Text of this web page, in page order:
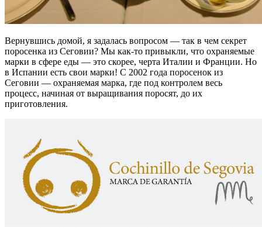
Вернувшись домой, я задалась вопросом — так в чем секрет
поросенка из Сеговии? Мы как-то привыкли, что охраняемые
марки в сфере еды — это скорее, черта Италии и Франции. Но
в Испании есть свои марки! C 2002 года поросенок из
Сеговии — охраняемая марка, где под контролем весь
процесс, начиная от выращивания поросят, до их
приготовления.